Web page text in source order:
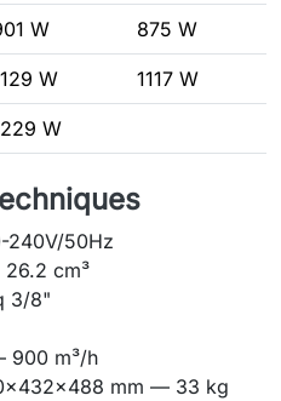
W 875 W
W 1117 W
W
240V/50Hz
cm³
3/8"
900 m³/h
mm — 33 kg